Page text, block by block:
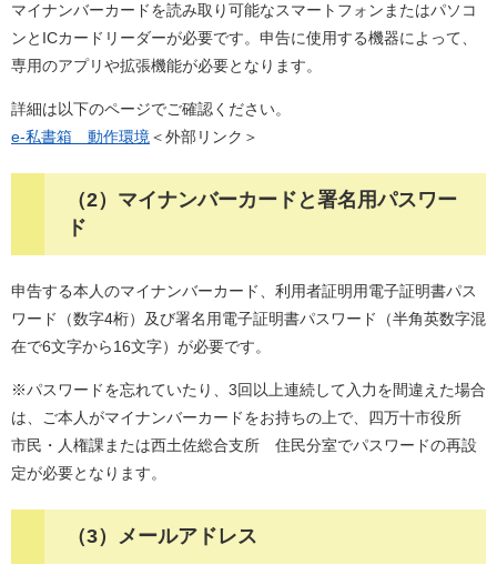
マイナンバーカードを読み取り可能なスマートフォンまたはパソコ
ンとICカードリーダーが必要です。申告に使用する機器によって、
専用のアプリや拡張機能が必要となります。
詳細は以下のページでご確認ください。
e-私書箱 動作環境 ＜外部リンク＞
（2）マイナンバーカードと署名用パスワー
ド
申告する本人のマイナンバーカード、利用者証明用電子証明書パス
ワード（数字4桁）及び署名用電子証明書パスワード（半角英数字混
在で6文字から16文字）が必要です。
※パスワードを忘れていたり、3回以上連続して入力を間違えた場合
は、ご本人がマイナンバーカードをお持ちの上で、四万十市役所
市民・人権課または西土佐総合支所 住民分室でパスワードの再設
定が必要となります。
（3）メールアドレス